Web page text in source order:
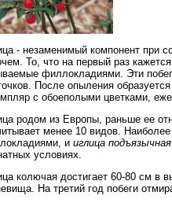
- незаменимый компонент при
То, что на первый раз
филлокладиями. Эти
После опыления
с обоеполыми цветками,
родом из Европы, раньше ее
менее 10 видов.
и иглица
условиях.
колючая достигает 60-80 см в
На третий год побеги